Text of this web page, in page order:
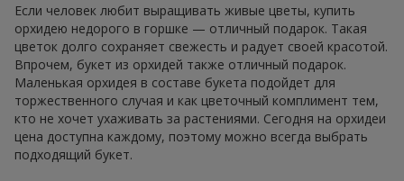
Если человек любит выращивать живые цветы, купить
орхидею недорого в горшке — отличный подарок. Такая
цветок долго сохраняет свежесть и радует своей красотой.
Впрочем, букет из орхидей также отличный подарок.
Маленькая орхидея в составе букета подойдет для
торжественного случая и как цветочный комплимент тем,
кто не хочет ухаживать за растениями. Сегодня на орхидеи
цена доступна каждому, поэтому можно всегда выбрать
подходящий букет.